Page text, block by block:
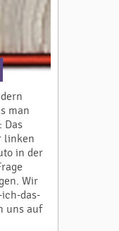
man
Das
linken
in der
Wir
das-
uns auf